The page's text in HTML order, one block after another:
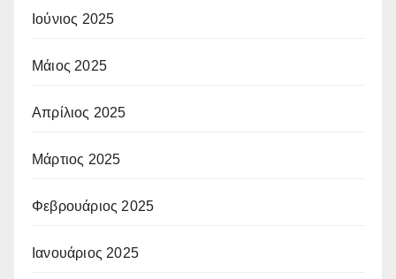
Ιούνιος 2025
Μάιος 2025
Απρίλιος 2025
Μάρτιος 2025
Φεβρουάριος 2025
Ιανουάριος 2025